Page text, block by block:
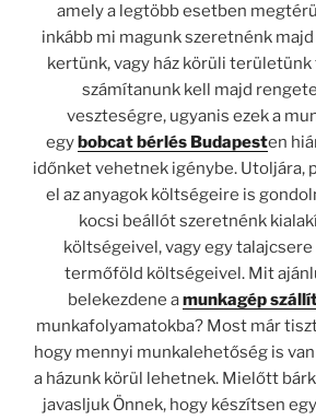
amely a legtöbb esetben
inkább mi magunk szeretnénk
kertünk, vagy ház körüli
számítanunk kell majd
veszteségre, ugyanis ezek a
egy bobcat bérlés Budapesten
időnket vehetnek igénybe. Utoljára,
el az anyagok költségeire is
kocsi beállót szeretnénk
költségeivel, vagy egy
termőföld költségeivel. Mit
belekezdene amunkagép
munkafolyamatokba? Most már
hogy mennyi munkalehetőség is
a házunk körül lehetnek. Mielőtt
javasljuk Önnek, hogy készítsen